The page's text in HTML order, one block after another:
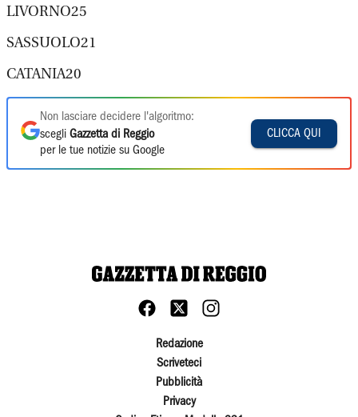
LIVORNO25
SASSUOLO21
CATANIA20
Non lasciare decidere l'algoritmo:
scegli Gazzetta di Reggio
per le tue notizie su Google
CLICCA QUI
Redazione
Scriveteci
Pubblicità
Privacy